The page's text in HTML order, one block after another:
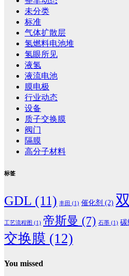
未分类
标准
气体扩散层
氢燃料电池堆
氢眼所见
液氢
液流电池
膜电极
行业动态
设备
质子交换膜
阀门
隔膜
高分子材料
标签
GDL (11) 丰田 (1) 催化剂 (2)
工艺流程图 (1) 帝斯曼 (7) 石墨 (1) 碳
交换膜 (12)
You missed